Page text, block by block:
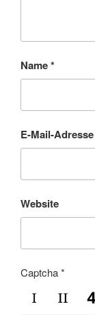
Name*
E-Mail-Adresse
Website
Captcha*